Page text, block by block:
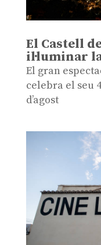
El Castell
il·luminar
El gran
celebra el seu
d’agost